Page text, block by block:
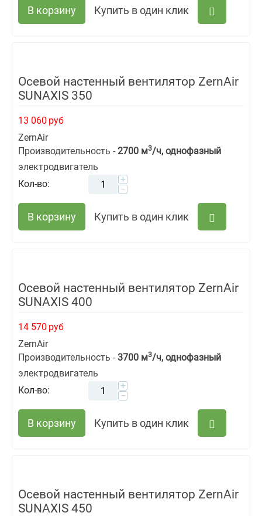
В корзину Купить в один клик
Осевой настенный вентилятор ZernAir
SUNAXIS 350
13 060 руб
ZernAir
Производительность - 2700 м3/ч, однофазный
электродвигатель
Кол-во:
+
−
В корзину Купить в один клик
Осевой настенный вентилятор ZernAir
SUNAXIS 400
14 570 руб
ZernAir
Производительность - 3700 м3/ч, однофазный
электродвигатель
Кол-во:
+
−
В корзину Купить в один клик
Осевой настенный вентилятор ZernAir
SUNAXIS 450